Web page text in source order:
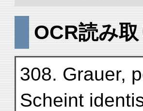
OCR読み
308. Grauer,
Scheint